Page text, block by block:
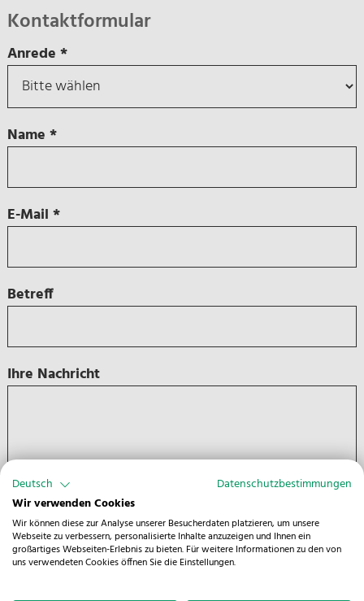
Kontaktformular
Anrede *
Name *
E-Mail *
Betreff
Ihre Nachricht
Deutsch
Datenschutzbestimmungen
Wir verwenden Cookies
Wir können diese zur Analyse unserer Besucherdaten platzieren, um unsere
Webseite zu verbessern, personalisierte Inhalte anzuzeigen und Ihnen ein
großartiges Webseiten-Erlebnis zu bieten. Für weitere Informationen zu den von
uns verwendeten Cookies öffnen Sie die Einstellungen.